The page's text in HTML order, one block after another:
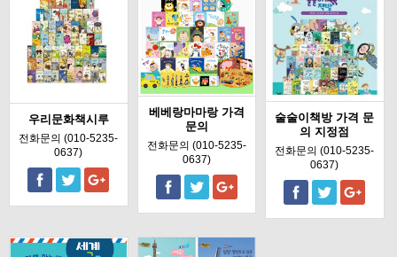
우리문화책시루
전화문의 (010-5235-
0637)
베베랑마마랑 가격
문의
전화문의 (010-5235-
0637)
술술이책방 가격 문
의 지정점
전화문의 (010-5235-
0637)